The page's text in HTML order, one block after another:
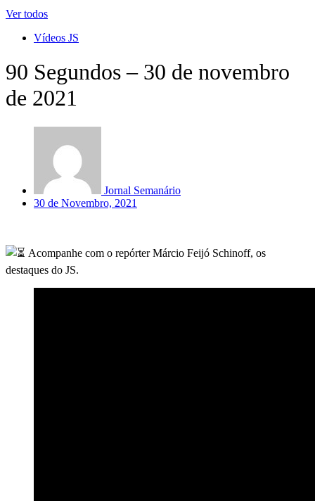
Ver todos
Vídeos JS
90 Segundos – 30 de novembro
de 2021
Jornal Semanário
30 de Novembro, 2021
Acompanhe com o repórter Márcio Feijó Schinoff, os
destaques do JS.